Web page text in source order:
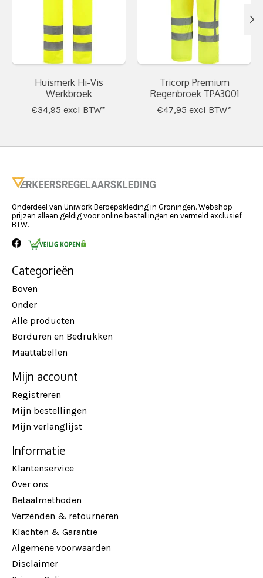
Huismerk Hi-Vis
Werkbroek
€34,95 excl BTW*
Tricorp Premium
Regenbroek TPA3001
€47,95 excl BTW*
Onderdeel van Uniwork Beroepskleding in Groningen. Webshop
prijzen alleen geldig voor online bestellingen en vermeld exclusief
BTW.
Categorieën
Boven
Onder
Alle producten
Borduren en Bedrukken
Maattabellen
Mijn account
Registreren
Mijn bestellingen
Mijn verlanglijst
Informatie
Klantenservice
Over ons
Betaalmethoden
Verzenden & retourneren
Klachten & Garantie
Algemene voorwaarden
Disclaimer